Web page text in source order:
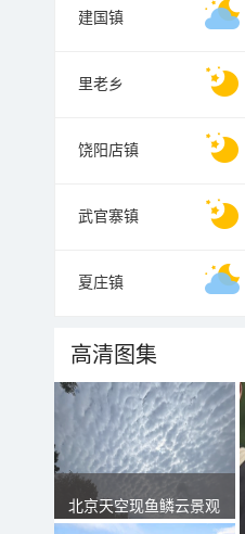
建国镇
里老乡
饶阳店镇
武官寨镇
夏庄镇
高清图集
北京天空现鱼鳞云景观